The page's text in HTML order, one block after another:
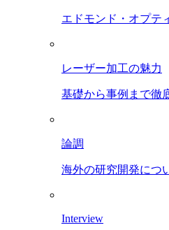
エドモンド・オプテ
レーザー加工の魅力
基礎から事例まで徹
論調
海外の研究開発につ
Interview